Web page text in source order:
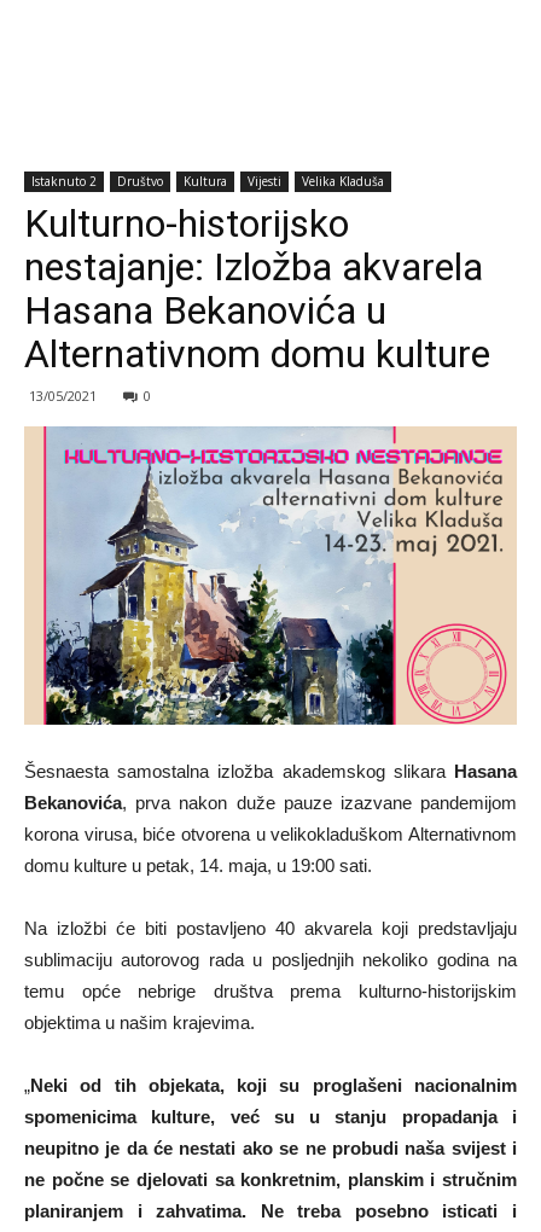
Istaknuto 2 Društvo Kultura Vijesti Velika Kladuša
Kulturno-historijsko
nestajanje: Izložba akvarela
Hasana Bekanovića u
Alternativnom domu kulture
13/05/2021 0
Šesnaesta samostalna izložba akademskog slikara Hasana
Bekanovića, prva nakon duže pauze izazvane pandemijom
korona virusa, biće otvorena u velikokladuškom Alternativnom
domu kulture u petak, 14. maja, u 19:00 sati.
Na izložbi će biti postavljeno 40 akvarela koji predstavljaju
sublimaciju autorovog rada u posljednjih nekoliko godina na
temu opće nebrige društva prema kulturno-historijskim
objektima u našim krajevima.
„Neki od tih objekata, koji su proglašeni nacionalnim
spomenicima kulture, već su u stanju propadanja i
neupitno je da će nestati ako se ne probudi naša svijest i
ne počne se djelovati sa konkretnim, planskim i stručnim
planiranjem i zahvatima. Ne treba posebno isticati i